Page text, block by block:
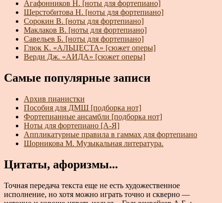
Агафонников Н. [ноты для фортепиано]
Шерстобитова Н. [ноты для фортепиано]
Сорокин В. [ноты для фортепиано]
Маклаков В. [ноты для фортепиано]
Савельев Б. [ноты для фортепиано]
Глюк К. «АЛЬЦЕСТА» [сюжет оперы]
Верди Дж. «АИДА» [сюжет оперы]
Самые популярные записи
Архив пианистки
Пособия для ДМШ [подборка нот]
Фортепианные ансамбли [подборка нот]
Ноты для фортепиано [А-Я]
Аппликатурные правила в гаммах для фортепиано
Шорникова М. Музыкальная литература.
Цитаты, афоризмы...
Точная передача текста еще не есть художественное
исполнение, но хотя можно играть точно и скверно —